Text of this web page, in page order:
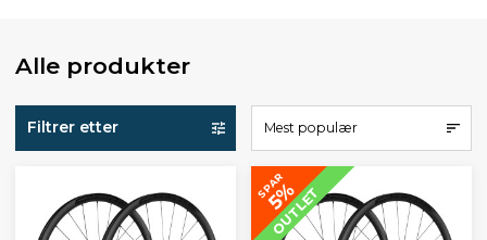
Alle produkter
Filtrer etter Mest populær
SPAR
5%
OUTLET